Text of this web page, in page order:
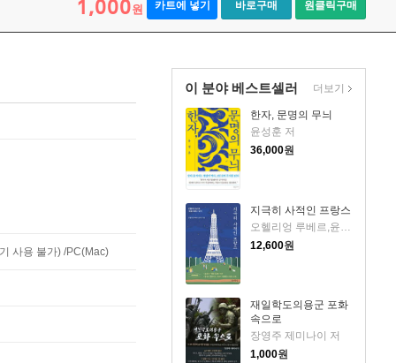
1,000원 카트에 넣기 바로구매 원클릭구매
이 분야 베스트셀러
한자, 문명의 무늬
윤성훈 저
36,000원
지극히 사적인 프랑스
오헬리엉 루베르,윤여진 공저
12,600원
재일학도의용군 포화
속으로
장영주 제미나이 저
1,000원
더보기
사용 불가) /PC(Mac)